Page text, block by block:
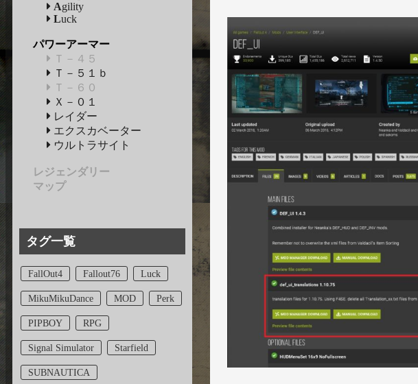
Agility
Luck
パワーアーマー
Ｔ－４５
Ｔ－５１ｂ
Ｔ－６０
Ｘ－０１
レイダー
エクスカベーター
ウルトラサイト
レジェンダリー
マップ
タグ一覧
FallOut4 Fallout76 Luck
MikuMikuDance MOD Perk
PIPBOY RPG
Signal Simulator Starfield
SUBNAUTICA